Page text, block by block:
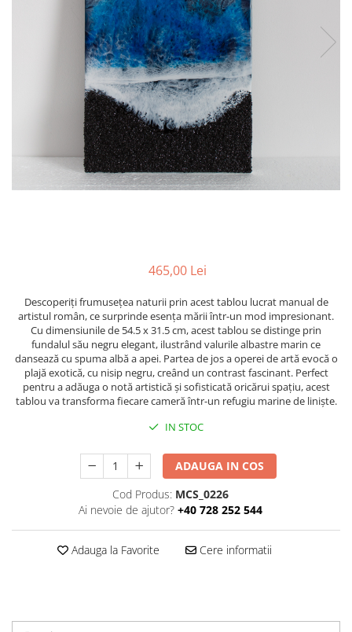
Barci, vapoare, ambarcatiuni
Decoratiuni care se agata
465,00 Lei
Descoperiți frumusețea naturii prin acest tablou lucrat manual de
artistul român, ce surprinde esența mării într-un mod impresionant.
Cu dimensiunile de 54.5 x 31.5 cm, acest tablou se distinge prin
fundalul său negru elegant, ilustrând valurile albastre marin ce
dansează cu spuma albă a apei. Partea de jos a operei de artă evocă o
plajă exotică, cu nisip negru, creând un contrast fascinant. Perfect
pentru a adăuga o notă artistică și sofisticată oricărui spațiu, acest
tablou va transforma fiecare cameră într-un refugiu marine de liniște.
IN STOC
ADAUGA IN COS
Cod Produs: MCS_0226
Ai nevoie de ajutor? +40 728 252 544
Adauga la Favorite Cere informatii